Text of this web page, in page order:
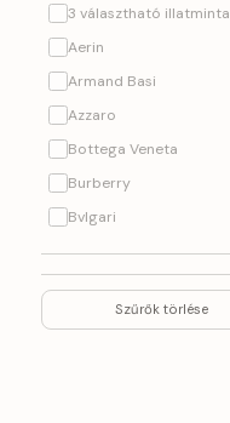
3 választható illatminta
Aerin
Armand Basi
Azzaro
Bottega Veneta
Burberry
Bvlgari
Byredo
Calvin KleinSzűrők törlése